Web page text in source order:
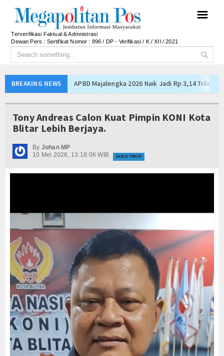
☰
Terverifikasi Faktual & Admnistrasi
Dewan Pers : Sertifikat Nomor : 896 / DP - Verifikasi / K / XII / 2021
BREAKING NEWS
APBD Majalengka 2026 Naik Jadi Rp 3,14 Triliun,
Ateng Sutisna Satukan Ribuan Bobotoh, Nobar
Kapolres Majalengka Ajak Bobotoh Junjung
Persib Gagal Juara, Ateng Sutisna Ajak
Bupati Majalengka Ajak Ribuan Bobotoh
Ateng Sutisna Satukan Ribuan Bobotoh, Nobar
SIAL Food & Drinks Indonesia 2026 Perkuat
Kapolres Majalengka Ajak Bobotoh Junjung
Munjirin Panen Padi Ciherang di Cakung, Urban
PTPN I Ubah Aset Jadi Mesin Pertumbuhan,
Interupsi PDIP Warnai Paripurna APBD
Bupati Majalengka Beberkan Hasil Paripurna
Tony Andreas Calon Kuat Pimpin KONI Kota
Blitar Lebih Berjaya.
By Johan MP
10 Mei 2026, 13:18:06 WIB
JAWA TIMUR